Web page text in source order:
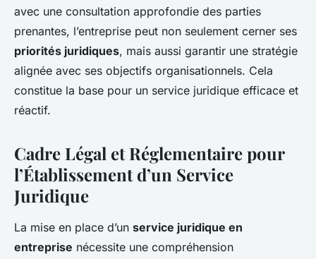
avec une consultation approfondie des parties
prenantes, l’entreprise peut non seulement cerner ses
priorités juridiques, mais aussi garantir une stratégie
alignée avec ses objectifs organisationnels. Cela
constitue la base pour un service juridique efficace et
réactif.
Cadre Légal et Réglementaire pour
l’Établissement d’un Service
Juridique
La mise en place d’un service juridique en
entreprise nécessite une compréhension